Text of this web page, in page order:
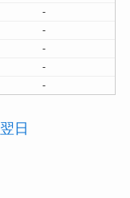
-
-
-
-
-
翌日